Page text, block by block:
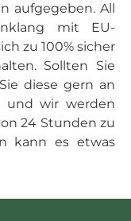
aufgegeben. All
mit EU-
zu 100% sicher
Sollten Sie
diese gern an
und wir werden
24 Stunden zu
kann es etwas